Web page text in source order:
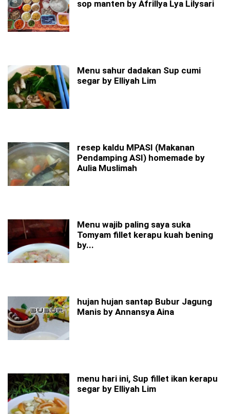
sop manten by Afrillya Lya Lilysari
Menu sahur dadakan Sup cumi
segar by Elliyah Lim
resep kaldu MPASI (Makanan
Pendamping ASI) homemade by
Aulia Muslimah
Menu wajib paling saya suka
Tomyam fillet kerapu kuah bening
by...
hujan hujan santap Bubur Jagung
Manis by Annansya Aina
menu hari ini, Sup fillet ikan kerapu
segar by Elliyah Lim